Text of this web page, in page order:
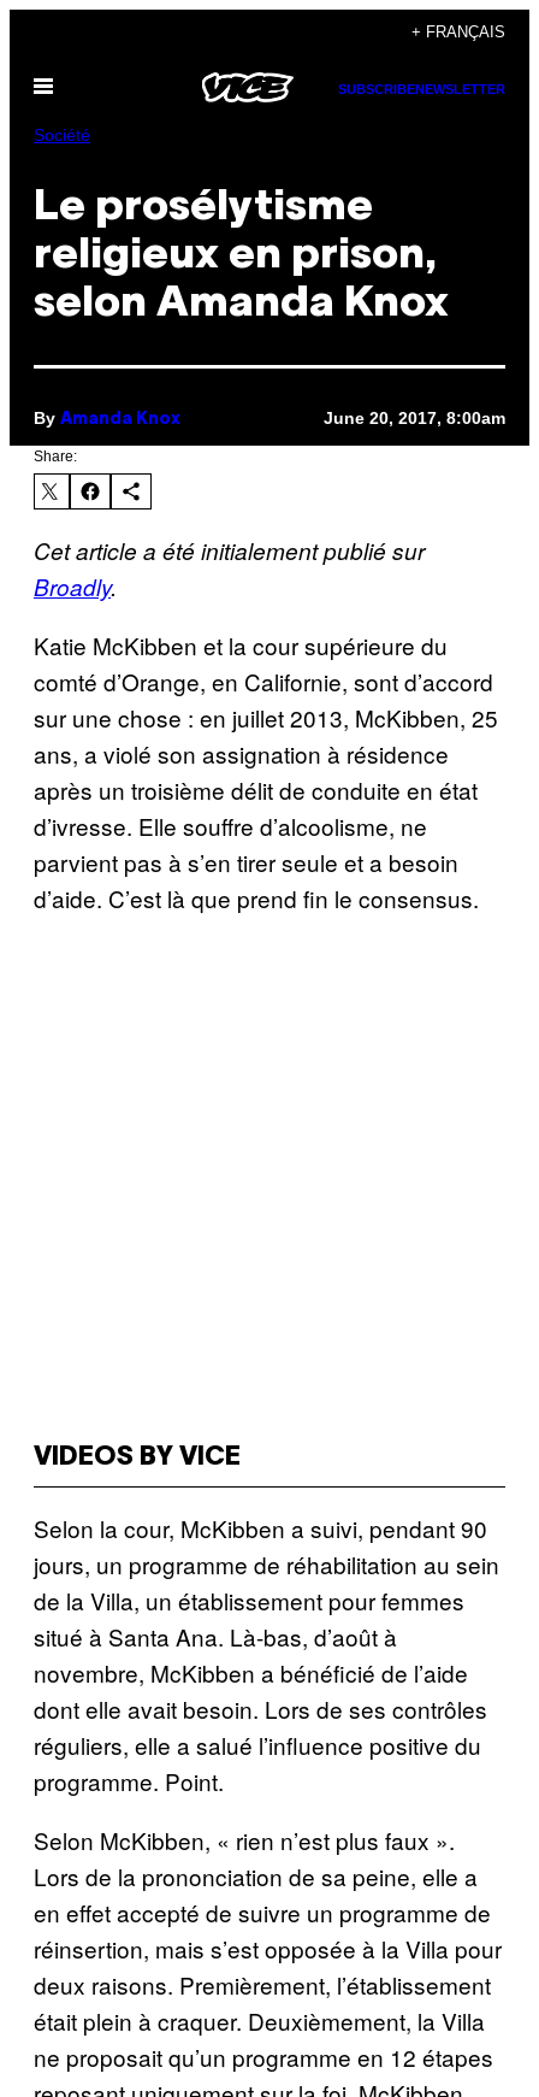
content
+ FRANÇAIS
Open
SUBSCRIBENEWSLETTER
Société
Le prosélytisme
religieux en prison,
selon Amanda Knox
By Amanda Knox June 20, 2017, 8:00am
Share:
Cet article a été initialement publié sur
Broadly.
Katie McKibben et la cour supérieure du
comté d’Orange, en Californie, sont d’accord
sur une chose : en juillet 2013, McKibben, 25
ans, a violé son assignation à résidence
après un troisième délit de conduite en état
d’ivresse. Elle souffre d’alcoolisme, ne
parvient pas à s’en tirer seule et a besoin
d’aide. C’est là que prend fin le consensus.
VIDEOS BY VICE
Selon la cour, McKibben a suivi, pendant 90
jours, un programme de réhabilitation au sein
de la Villa, un établissement pour femmes
situé à Santa Ana. Là-bas, d’août à
novembre, McKibben a bénéficié de l’aide
dont elle avait besoin. Lors de ses contrôles
réguliers, elle a salué l’influence positive du
programme. Point.
Selon McKibben, « rien n’est plus faux ».
Lors de la prononciation de sa peine, elle a
en effet accepté de suivre un programme de
réinsertion, mais s’est opposée à la Villa pour
deux raisons. Premièrement, l’établissement
était plein à craquer. Deuxièmement, la Villa
ne proposait qu’un programme en 12 étapes